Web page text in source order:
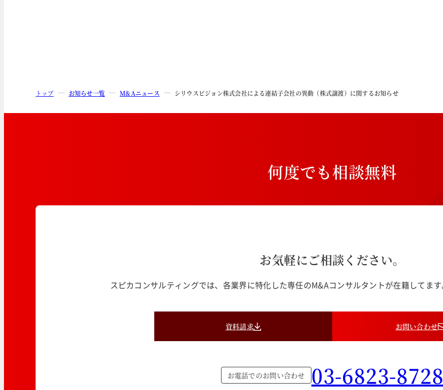
トップ お知らせ一覧 M&Aニュース シリウスビジョン株式会社による連結子会社の異動（株式譲渡）に関するお知らせ
何度でも相談無料
お気軽にご相談ください。
スピカコンサルティングでは、各業界に特化した専任のM&Aコンサルタントが在籍してま
資料請求 お問い合わせ
お電話でのお問い合わせ 03-6823-